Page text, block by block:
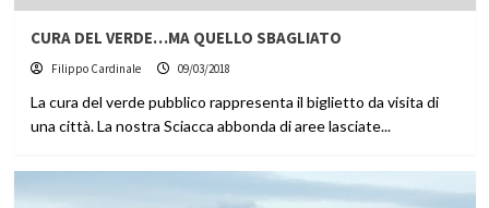
CURA DEL VERDE…MA QUELLO SBAGLIATO
Filippo Cardinale 09/03/2018
La cura del verde pubblico rappresenta il biglietto da visita di
una città. La nostra Sciacca abbonda di aree lasciate...